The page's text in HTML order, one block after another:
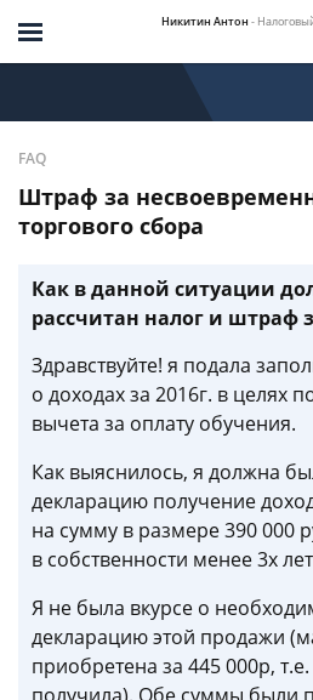
Никитин Антон -
FAQ
Штраф за
торгового сбора
Как в данной ситуации
рассчитан налог и штраф
Здравствуйте! я подала
о доходах за 2016г. в целях
вычета за оплату обучения.
Как выяснилось, я должна
декларацию получение
на сумму в размере 390 000
в собственности менее 3х
Я не была вкурсе о
декларацию этой продажи
приобретена за 445 000р,